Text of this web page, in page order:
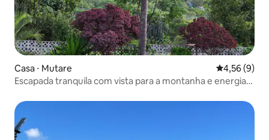
Casa ⋅ Mutare 4,56 de uma
4,56 (9)
Escapada tranquila com vista para a montanha e energia